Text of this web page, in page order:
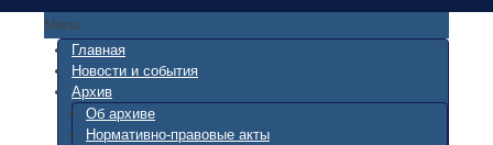
Menu
Главная
Новости и события
Архив
Об архиве
Нормативно-правовые акты